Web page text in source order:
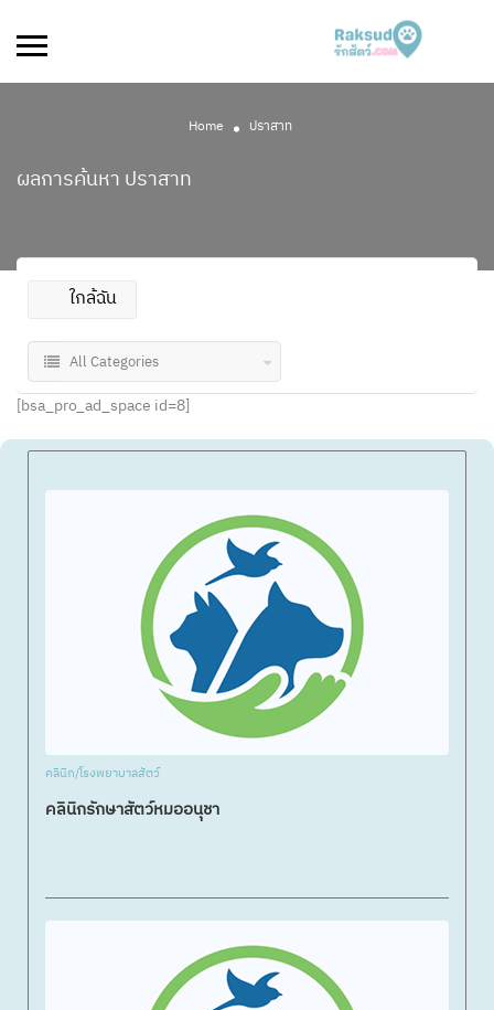
Home ปราสาท
ผลการค้นหา ปราสาท
ใกล้ฉัน
All Categories
[bsa_pro_ad_space id=8]
คลินิก/โรงพยาบาลสัตว์
คลินิกรักษาสัตว์หมออนุชา